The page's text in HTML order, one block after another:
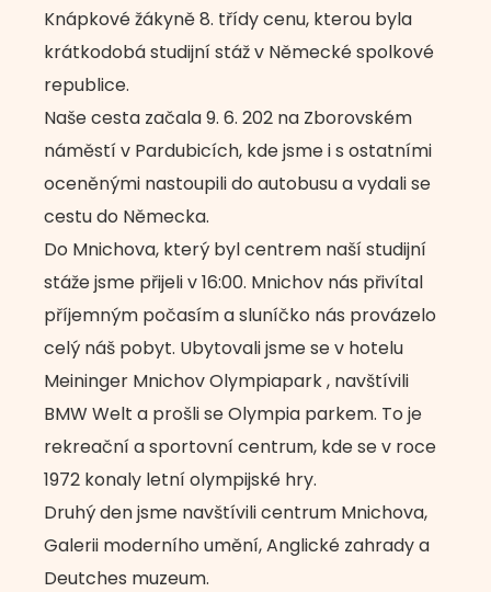
Knápkové žákyně 8. třídy cenu, kterou byla
krátkodobá studijní stáž v Německé spolkové
republice.
Naše cesta začala 9. 6. 202 na Zborovském
náměstí v Pardubicích, kde jsme i s ostatními
oceněnými nastoupili do autobusu a vydali se
cestu do Německa.
Do Mnichova, který byl centrem naší studijní
stáže jsme přijeli v 16:00. Mnichov nás přivítal
příjemným počasím a sluníčko nás provázelo
celý náš pobyt. Ubytovali jsme se v hotelu
Meininger Mnichov Olympiapark , navštívili
BMW Welt a prošli se Olympia parkem. To je
rekreační a sportovní centrum, kde se v roce
1972 konaly letní olympijské hry.
Druhý den jsme navštívili centrum Mnichova,
Galerii moderního umění, Anglické zahrady a
Deutches muzeum.